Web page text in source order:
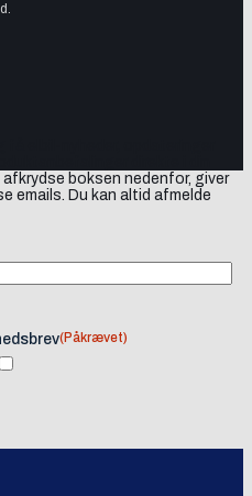
boksen nedenfor, giver
emails. Du kan altid afmelde
(Påkrævet)